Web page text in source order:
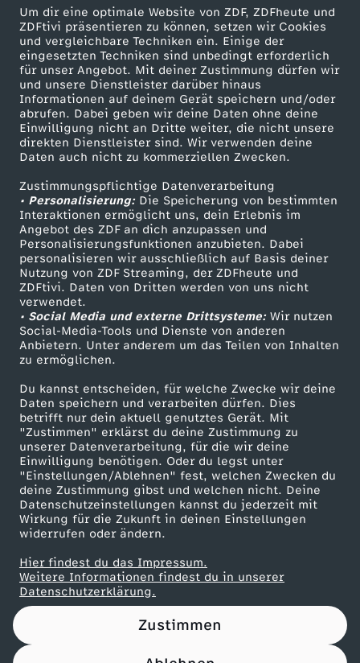
Um dir eine optimale Website von ZDF, ZDFheute und
ZDFtivi präsentieren zu können, setzen wir Cookies
und vergleichbare Techniken ein. Einige der
eingesetzten Techniken sind unbedingt erforderlich
für unser Angebot. Mit deiner Zustimmung dürfen wir
und unsere Dienstleister darüber hinaus
Informationen auf deinem Gerät speichern und/oder
abrufen. Dabei geben wir deine Daten ohne deine
Einwilligung nicht an Dritte weiter, die nicht unsere
direkten Dienstleister sind. Wir verwenden deine
Daten auch nicht zu kommerziellen Zwecken.
Zustimmungspflichtige Datenverarbeitung
• Personalisierung:Die Speicherung von bestimmten
Interaktionen ermöglicht uns, dein Erlebnis im
Angebot des ZDF an dich anzupassen und
Personalisierungsfunktionen anzubieten. Dabei
personalisieren wir ausschließlich auf Basis deiner
Nutzung von ZDF Streaming, der ZDFheute und
ZDFtivi. Daten von Dritten werden von uns nicht
verwendet.
• Social Media und externe Drittsysteme:Wir nutzen
Social-Media-Tools und Dienste von anderen
Anbietern. Unter anderem um das Teilen von Inhalten
zu ermöglichen.
Du kannst entscheiden, für welche Zwecke wir deine
Daten speichern und verarbeiten dürfen. Dies
betrifft nur dein aktuell genutztes Gerät. Mit
"Zustimmen" erklärst du deine Zustimmung zu
unserer Datenverarbeitung, für die wir deine
Einwilligung benötigen. Oder du legst unter
"Einstellungen/Ablehnen" fest, welchen Zwecken du
deine Zustimmung gibst und welchen nicht. Deine
Datenschutzeinstellungen kannst du jederzeit mit
Wirkung für die Zukunft in deinen Einstellungen
widerrufen oder ändern.
Hier findest du das Impressum.
Weitere Informationen findest du in unserer
Datenschutzerklärung.
Zustimmen
d
-
B
a
y
e
r
n
w
a
p
p
n
e
t
s
Mehr ZDF
ZDF-Apps
Smart TV
ZDFtext
Livestreams
Sendungen A-Z
TV-Programm
Service
ZDFmitreden
Kontakt zum ZDF
Tickets
Zuschauerservice
Hilfe
ZDF Unternehmen
Karriere
ZDF goes Schule
Werbefernsehen
Mainzelmännchen
Partner